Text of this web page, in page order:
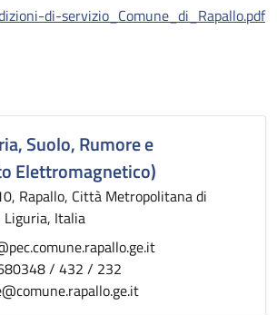
di-servizio_Comune_di_Rapallo.pdf
Suolo, Rumore e
Elettromagnetico)
Rapallo, Città Metropolitana di
Liguria, Italia
/ 432 / 232